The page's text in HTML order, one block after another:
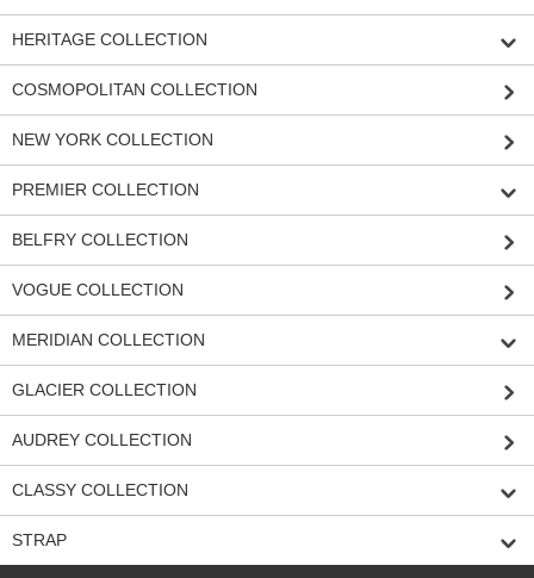
HERITAGE COLLECTION
COSMOPOLITAN COLLECTION
NEW YORK COLLECTION
PREMIER COLLECTION
BELFRY COLLECTION
VOGUE COLLECTION
MERIDIAN COLLECTION
GLACIER COLLECTION
AUDREY COLLECTION
CLASSY COLLECTION
STRAP